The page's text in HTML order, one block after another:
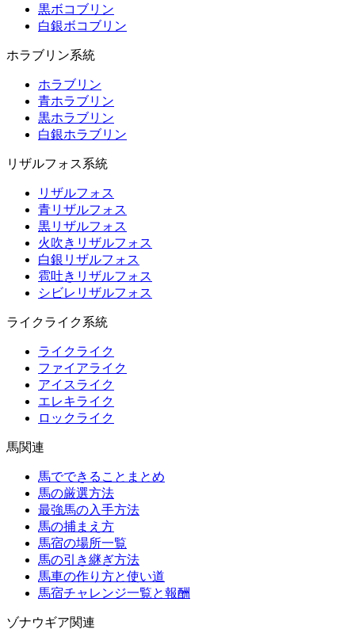
黒ボコブリン
白銀ボコブリン
ホラブリン系統
ホラブリン
青ホラブリン
黒ホラブリン
白銀ホラブリン
リザルフォス系統
リザルフォス
青リザルフォス
黒リザルフォス
火吹きリザルフォス
白銀リザルフォス
雹吐きリザルフォス
シビレリザルフォス
ライクライク系統
ライクライク
ファイアライク
アイスライク
エレキライク
ロックライク
馬関連
馬でできることまとめ
馬の厳選方法
最強馬の入手方法
馬の捕まえ方
馬宿の場所一覧
馬の引き継ぎ方法
馬車の作り方と使い道
馬宿チャレンジ一覧と報酬
ゾナウギア関連